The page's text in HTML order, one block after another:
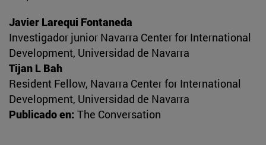
Javier Larequi Fontaneda
Investigador junior Navarra Center for International
Development, Universidad de Navarra
Tijan L Bah
Resident Fellow, Navarra Center for International
Development, Universidad de Navarra
Publicado en: The Conversation